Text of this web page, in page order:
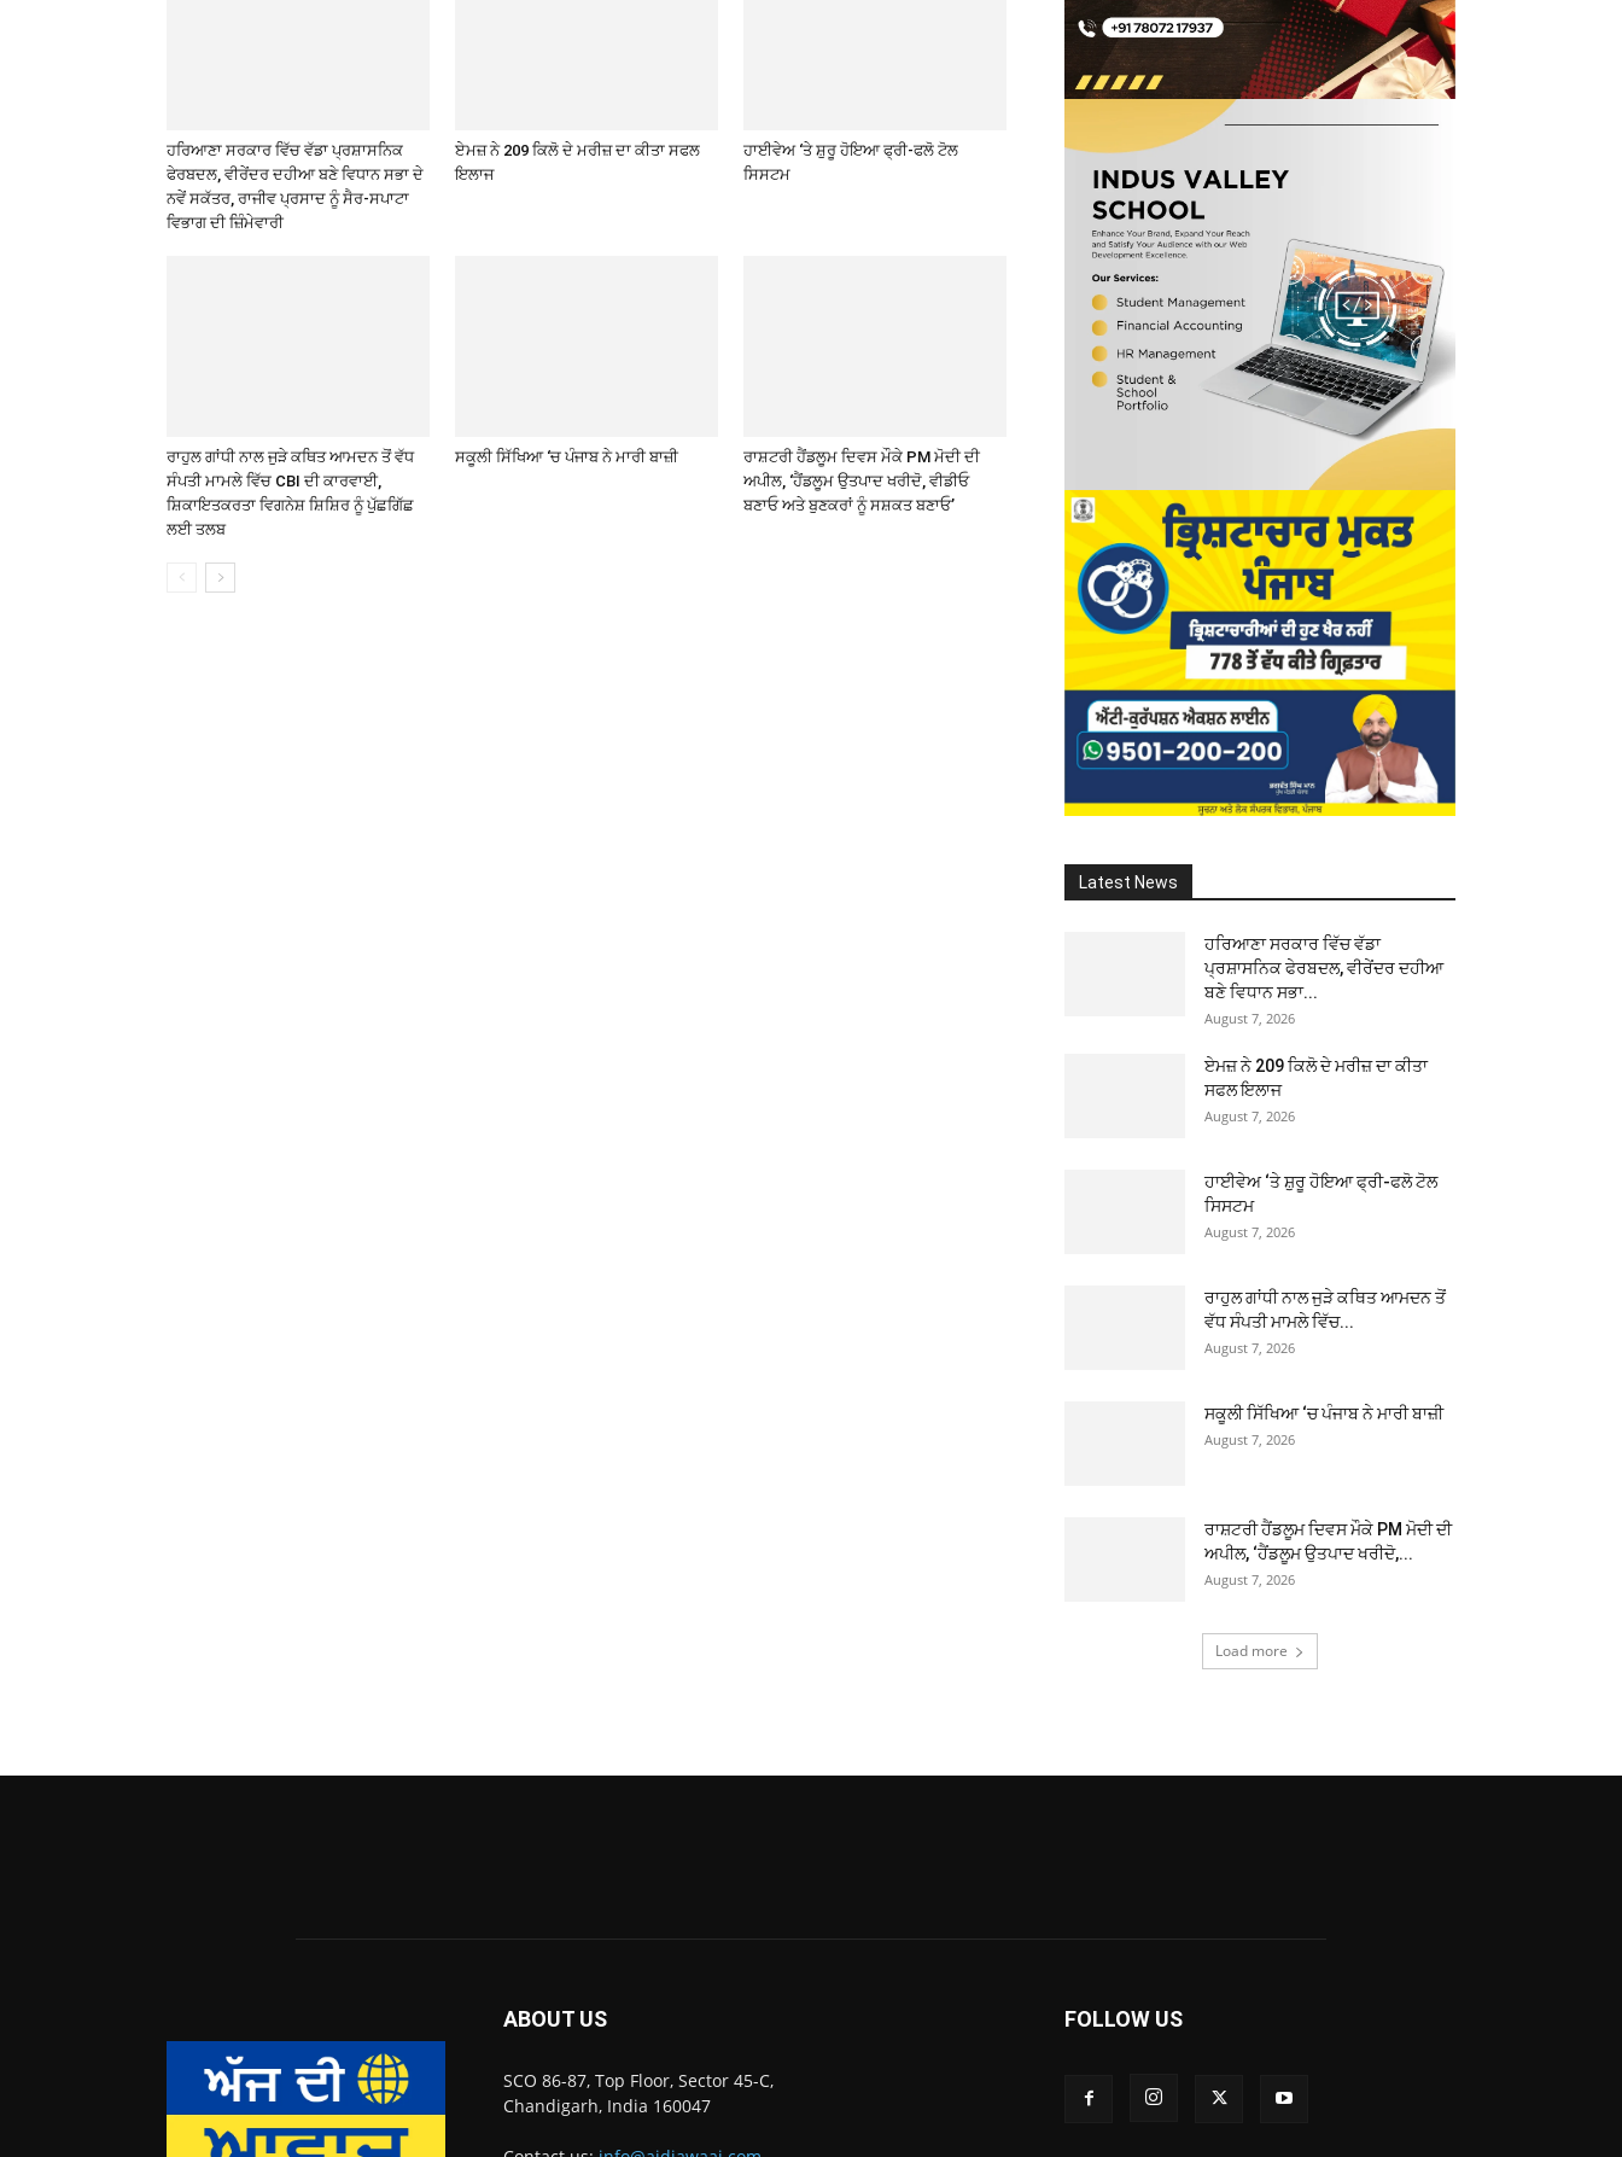
ਹਰਿਆਣਾ ਸਰਕਾਰ ਵਿੱਚ ਵੱਡਾ ਪ੍ਰਸ਼ਾਸਨਿਕ
ਫੇਰਬਦਲ, ਵੀਰੇਂਦਰ ਦਹੀਆ ਬਣੇ ਵਿਧਾਨ ਸਭਾ ਦੇ
ਨਵੇਂ ਸਕੱਤਰ, ਰਾਜੀਵ ਪ੍ਰਸਾਦ ਨੂੰ ਸੈਰ-ਸਪਾਟਾ
ਵਿਭਾਗ ਦੀ ਜ਼ਿੰਮੇਵਾਰੀ
ਏਮਜ਼ ਨੇ 209 ਕਿਲੋ ਦੇ ਮਰੀਜ਼ ਦਾ ਕੀਤਾ ਸਫਲ
ਇਲਾਜ
ਹਾਈਵੇਅ ‘ਤੇ ਸ਼ੁਰੂ ਹੋਇਆ ਫ੍ਰੀ-ਫਲੋ ਟੋਲ
ਸਿਸਟਮ
ਰਾਹੁਲ ਗਾਂਧੀ ਨਾਲ ਜੁੜੇ ਕਥਿਤ ਆਮਦਨ ਤੋਂ ਵੱਧ
ਸੰਪਤੀ ਮਾਮਲੇ ਵਿੱਚ CBI ਦੀ ਕਾਰਵਾਈ,
ਸ਼ਿਕਾਇਤਕਰਤਾ ਵਿਗਨੇਸ਼ ਸ਼ਿਸ਼ਿਰ ਨੂੰ ਪੁੱਛਗਿੱਛ
ਲਈ ਤਲਬ
ਸਕੂਲੀ ਸਿੱਖਿਆ ‘ਚ ਪੰਜਾਬ ਨੇ ਮਾਰੀ ਬਾਜ਼ੀ
ਰਾਸ਼ਟਰੀ ਹੈਂਡਲੂਮ ਦਿਵਸ ਮੌਕੇ PM ਮੋਦੀ ਦੀ
ਅਪੀਲ, ‘ਹੈਂਡਲੂਮ ਉਤਪਾਦ ਖਰੀਦੋ, ਵੀਡੀਓ
ਬਣਾਓ ਅਤੇ ਬੁਣਕਰਾਂ ਨੂੰ ਸਸ਼ਕਤ ਬਣਾਓ’
Latest News
ਹਰਿਆਣਾ ਸਰਕਾਰ ਵਿੱਚ ਵੱਡਾ
ਪ੍ਰਸ਼ਾਸਨਿਕ ਫੇਰਬਦਲ, ਵੀਰੇਂਦਰ ਦਹੀਆ
ਬਣੇ ਵਿਧਾਨ ਸਭਾ...
August 7, 2026
ਏਮਜ਼ ਨੇ 209 ਕਿਲੋ ਦੇ ਮਰੀਜ਼ ਦਾ ਕੀਤਾ
ਸਫਲ ਇਲਾਜ
August 7, 2026
ਹਾਈਵੇਅ ‘ਤੇ ਸ਼ੁਰੂ ਹੋਇਆ ਫ੍ਰੀ-ਫਲੋ ਟੋਲ
ਸਿਸਟਮ
August 7, 2026
ਰਾਹੁਲ ਗਾਂਧੀ ਨਾਲ ਜੁੜੇ ਕਥਿਤ ਆਮਦਨ ਤੋਂ
ਵੱਧ ਸੰਪਤੀ ਮਾਮਲੇ ਵਿੱਚ...
August 7, 2026
ਸਕੂਲੀ ਸਿੱਖਿਆ ‘ਚ ਪੰਜਾਬ ਨੇ ਮਾਰੀ ਬਾਜ਼ੀ
August 7, 2026
ਰਾਸ਼ਟਰੀ ਹੈਂਡਲੂਮ ਦਿਵਸ ਮੌਕੇ PM ਮੋਦੀ ਦੀ
ਅਪੀਲ, ‘ਹੈਂਡਲੂਮ ਉਤਪਾਦ ਖਰੀਦੋ,...
August 7, 2026
Load more
ABOUT US
SCO 86-87, Top Floor, Sector 45-C,
Chandigarh, India 160047
FOLLOW US